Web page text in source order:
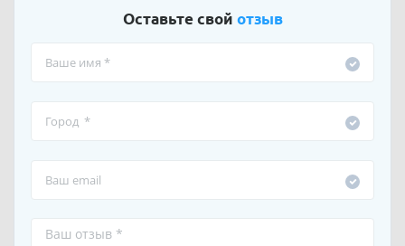
Оставьте свой отзыв